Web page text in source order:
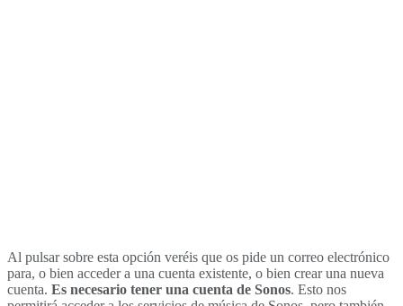
Al pulsar sobre esta opción veréis que os pide un correo electrónico
para, o bien acceder a una cuenta existente, o bien crear una nueva
cuenta. Es necesario tener una cuenta de Sonos. Esto nos